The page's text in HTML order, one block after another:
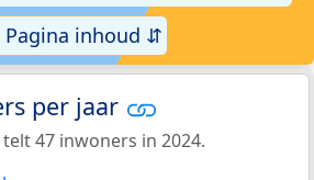
Pagina inhoud ⇵
per jaar
47 inwoners in 2024.